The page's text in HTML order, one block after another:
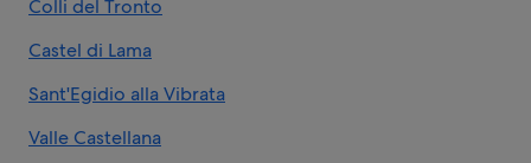
Ascoli Piceno: Pensioni
Ascoli Piceno: Guest house
Ascoli Piceno: Castelli
Colli del Tronto
Castel di Lama
Sant'Egidio alla Vibrata
Valle Castellana